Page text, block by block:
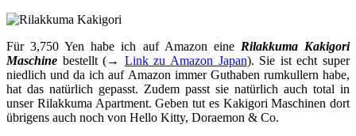
Für 3,750 Yen habe ich auf Amazon eine Rilakkuma Kakigori
Maschine bestellt (→ Link zu Amazon Japan). Sie ist echt super
niedlich und da ich auf Amazon immer Guthaben rumkullern habe,
hat das natürlich gepasst. Zudem passt sie natürlich auch total in
unser Rilakkuma Apartment. Geben tut es Kakigori Maschinen dort
übrigens auch noch von Hello Kitty, Doraemon & Co.